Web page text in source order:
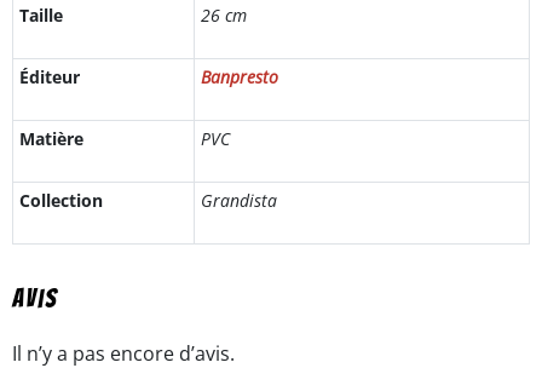
Taille 26 cm
Éditeur Banpresto
Matière PVC
Collection Grandista
Avis
Il n’y a pas encore d’avis.